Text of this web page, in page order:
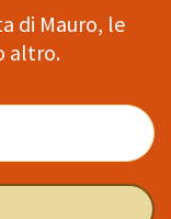
di Mauro, le
altro.